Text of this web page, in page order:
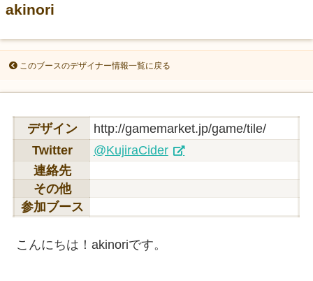
akinori
このブースのデザイナー情報一覧に戻る
デザイン
http://gamemarket.jp/game/tile/
Twitter
@KujiraCider
連絡先
その他
参加ブース
こんにちは！akinoriです。